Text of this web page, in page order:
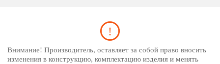
Внимание! Производитель, оставляет за собой право вносить
изменения в конструкцию, комплектацию изделия и менять